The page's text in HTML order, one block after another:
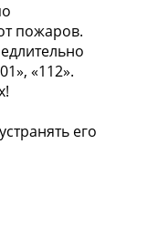
пожаров.
«112».
его